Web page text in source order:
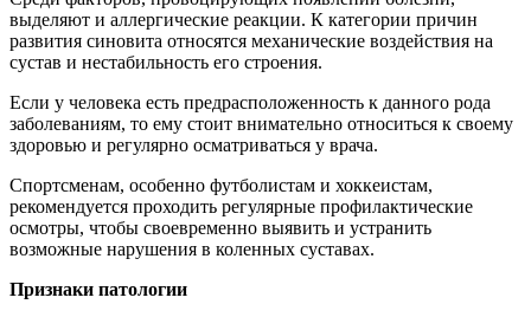
выделяют и аллергические реакции. К категории причин
развития синовита относятся механические воздействия на
сустав и нестабильность его строения.
Если у человека есть предрасположенность к данного рода
заболеваниям, то ему стоит внимательно относиться к своему
здоровью и регулярно осматриваться у врача.
Спортсменам, особенно футболистам и хоккеистам,
рекомендуется проходить регулярные профилактические
осмотры, чтобы своевременно выявить и устранить
возможные нарушения в коленных суставах.
Признаки патологии